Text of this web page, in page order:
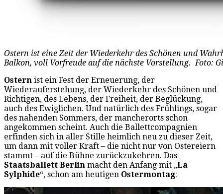
Ostern ist eine Zeit der Wiederkehr des Schönen und
Balkon, voll Vorfreude auf die nächste Vorstellung. Foto:
Ostern ist ein Fest der Erneuerung, der
Wiederauferstehung, der Wiederkehr des Schönen und
Richtigen, des Lebens, der Freiheit, der Beglückung,
auch des Ewiglichen. Und natürlich des Frühlings, sogar
des nahenden Sommers, der mancherorts schon
angekommen scheint. Auch die Ballettcompagnien
erfinden sich in aller Stille heimlich neu zu dieser Zeit,
um dann mit voller Kraft – die nicht nur von Ostereiern
stammt – auf die Bühne zurückzukehren. Das
Staatsballett Berlin macht den Anfang mit „La
Sylphide“, schon am heutigen Ostermontag: